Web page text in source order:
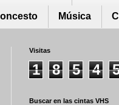
Música
Visitas
1 8 5 4
Buscar en las cintas VHS